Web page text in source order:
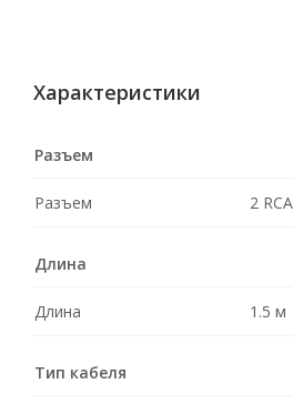
Характеристики
Разъем
Разъем 2
Длина
Длина 1.5 м
Тип кабеля